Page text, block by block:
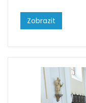
Zobrazit